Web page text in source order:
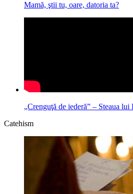
Mamă, ştii tu, oare, datoria ta?
„Crenguţă de iederă” – Steaua lui
Catehism